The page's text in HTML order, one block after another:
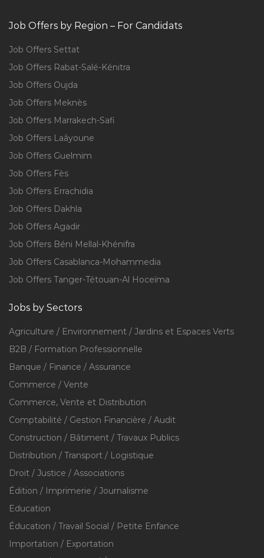
Job Offers by Region – For Candidats
Job Offers Settat
Job Offers Rabat-Salé-Kénitra
Job Offers Oujda
Job Offers Meknès
Job Offers Marrakech-Safi
Job Offers Laâyoune
Job Offers Guelmim
Job Offers Fès
Job Offers Errachidia
Job Offers Dakhla
Job Offers Agadir
Job Offers Béni Mellal-Khénifra
Job Offers Casablanca-Mohammedia
Job Offers Tanger-Tétouan-Al Hoceïma
Jobs by Sectors
Agriculture / Environnement / Jardins et Espaces Verts
B2B / Formation Professionnelle
Banque / Finance / Assurance
Commerce / Vente
Commerce, Vente et Distribution
Comptabilité / Gestion Financière / Audit
Construction / Bâtiment / Travaux Publics
Distribution / Transport / Logistique
Droit / Justice / Associations
Édition / Imprimerie / Journalisme
Education
Éducation / Travail Social / Petite Enfance
Importation / Exportation